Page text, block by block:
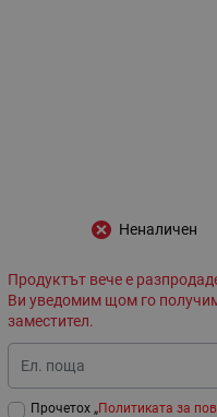
Неналичен
Продуктът вече е
Ви уведомим щом го
заместител.
Ел. поща
Прочетох „Политиката за